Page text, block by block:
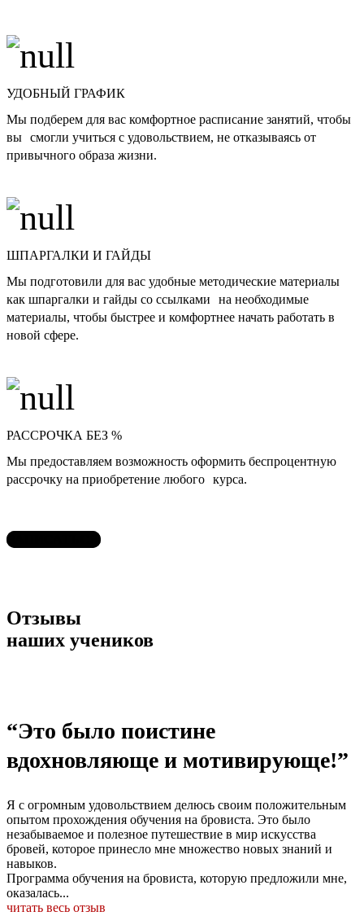
УДОБНЫЙ ГРАФИК
Мы подберем для вас комфортное расписание занятий, чтобы
вы смогли учиться с удовольствием, не отказываясь от
привычного образа жизни.
ШПАРГАЛКИ И ГАЙДЫ
Мы подготовили для вас удобные методические материалы
как шпаргалки и гайды со ссылками на необходимые
материалы, чтобы быстрее и комфортнее начать работать в
новой сфере.
РАССРОЧКА БЕЗ %
Мы предоставляем возможность оформить беспроцентную
рассрочку на приобретение любого курса.
Отзывы
наших учеников
“Это было поистине
вдохновляюще и мотивирующе!”
Я с огромным удовольствием делюсь своим положительным
опытом прохождения обучения на бровиста. Это было
незабываемое и полезное путешествие в мир искусства
бровей, которое принесло мне множество новых знаний и
навыков.
Программа обучения на бровиста, которую предложили мне,
оказалась...
читать весь отзыв